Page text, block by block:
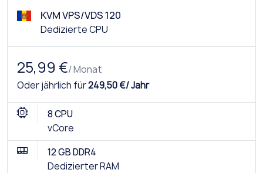
KVM VPS/VDS 120
Dedizierte CPU
25,99 €/ Monat
Oder jährlich für249,50 €/ Jahr
8 CPU
vCore
12 GB DDR4
Dedizierter RAM